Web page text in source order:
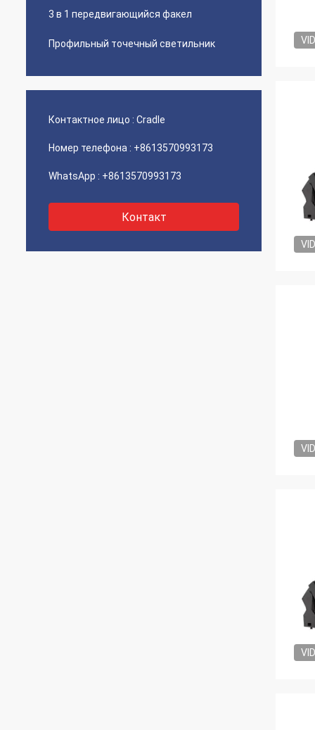
3 в 1 передвигающийся факел
Профильный точечный светильник
Контактное лицо : Cradle
Номер телефона : +8613570993173
WhatsApp : +8613570993173
Контакт